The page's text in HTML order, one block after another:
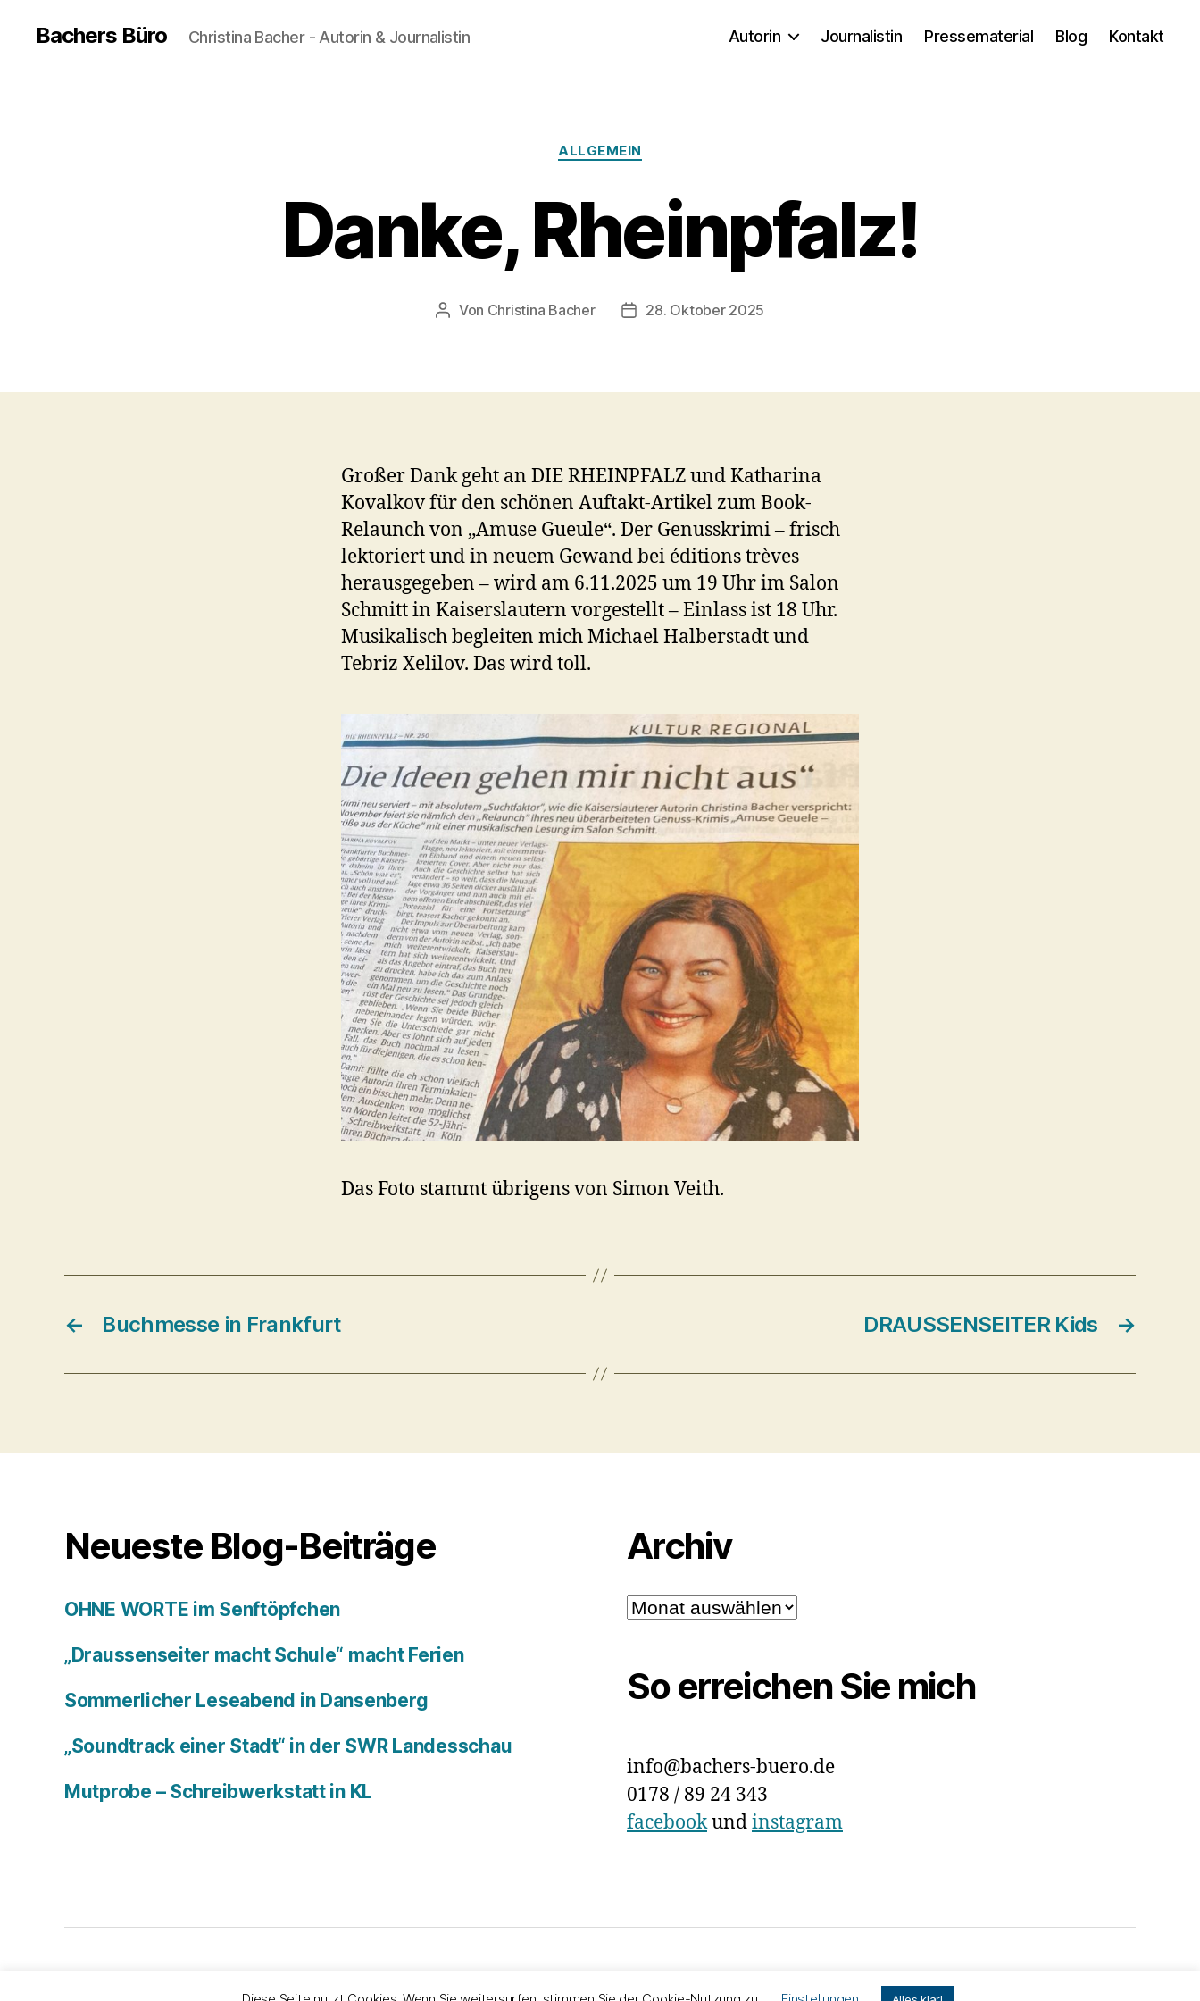
Bachers Büro Christina Bacher - Autorin & Journalistin Autorin Journalistin Pressematerial Blog Kontakt
Kategorien
ALLGEMEIN
Danke, Rheinpfalz!
Beitragsautor
Von Christina Bacher Veröffentlichungsdatum
28. Oktober 2025
Großer Dank geht an DIE RHEINPFALZ und Katharina
Kovalkov für den schönen Auftakt-Artikel zum Book-
Relaunch von „Amuse Gueule“. Der Genusskrimi – frisch
lektoriert und in neuem Gewand bei éditions trèves
herausgegeben – wird am 6.11.2025 um 19 Uhr im Salon
Schmitt in Kaiserslautern vorgestellt – Einlass ist 18 Uhr.
Musikalisch begleiten mich Michael Halberstadt und
Tebriz Xelilov. Das wird toll.
Das Foto stammt übrigens von Simon Veith.
← Buchmesse in Frankfurt →
DRAUSSENSEITER Kids
Neueste Blog-Beiträge
OHNE WORTE im Senftöpfchen
„Draussenseiter macht Schule“ macht Ferien
Sommerlicher Leseabend in Dansenberg
„Soundtrack einer Stadt“ in der SWR Landesschau
Mutprobe – Schreibwerkstatt in KL
Archiv
Archiv
So erreichen Sie mich
info@bachers-buero.de
0178 / 89 24 343
facebookundinstagram